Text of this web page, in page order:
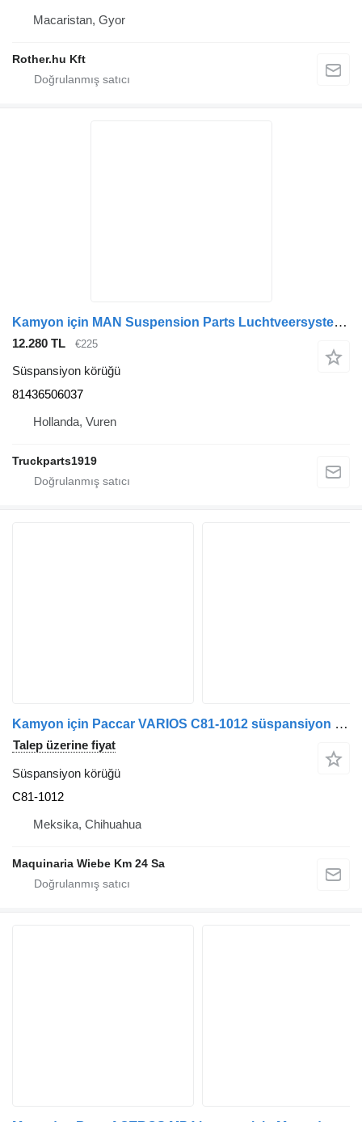
Macaristan, Gyor
Rother.hu Kft
Kamyon için MAN Suspension Parts Luchtveersysteem 81436506037 süspansiyon körüğü
12.280 TL €225
Süspansiyon körüğü
81436506037
Hollanda, Vuren
Truckparts1919
Kamyon için Paccar VARIOS C81-1012 süspansiyon körüğü
Talep üzerine fiyat
Süspansiyon körüğü
C81-1012
Meksika, Chihuahua
Maquinaria Wiebe Km 24 Sa